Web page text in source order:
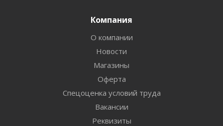
Компания
О компании
Новости
Магазины
Оферта
Спецоценка условий труда
Вакансии
Реквизиты